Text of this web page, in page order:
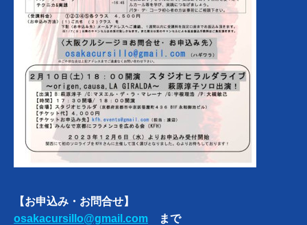
【お申込み・お問合せ】
osakacursillo@gmail.com まで